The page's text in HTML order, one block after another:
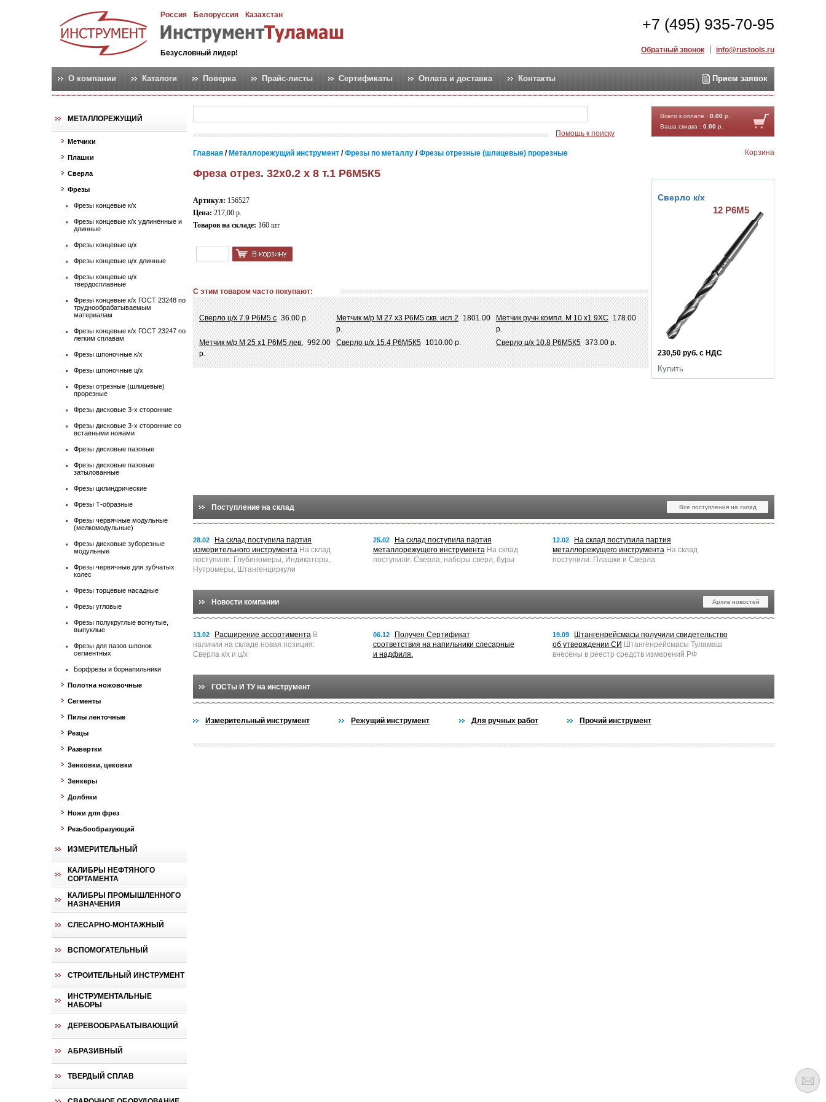
Россия Белоруссия Казахстан
Безусловный лидер!
+7 (495) 935-70-95
Обратный звонок info@rustools.ru
О компании Каталоги Поверка Прайс-листы Сертификаты Оплата и доставка Контакты Прием заявок
МЕТАЛЛОРЕЖУЩИЙ
Метчики
Плашки
Сверла
Фрезы
Фрезы концевые к/х
Фрезы концевые к/х удлиненные и
длинные
Фрезы концевые ц/х
Фрезы концевые ц/х длинные
Фрезы концевые ц/х
твердосплавные
Фрезы концевые к/х ГОСТ 23248 по
труднообрабатываемым
материалам
Фрезы концевые к/х ГОСТ 23247 по
легким сплавам
Фрезы шпоночные к/х
Фрезы шпоночные ц/х
Фрезы отрезные (шлицевые)
прорезные
Фрезы дисковые 3-х сторонние
Фрезы дисковые 3-х сторонние со
вставными ножами
Фрезы дисковые пазовые
Фрезы дисковые пазовые
затылованные
Фрезы цилиндрические
Фрезы Т-образные
Фрезы червячные модульные
(мелкомодульные)
Фрезы дисковые зуборезные
модульные
Фрезы червячные для зубчатых
колес
Фрезы торцевые насадные
Фрезы угловые
Фрезы полукруглые вогнутые,
выпуклые
Фрезы для пазов шпонок
сегментных
Борфрезы и борнапильники
Полотна ножовочные
Сегменты
Пилы ленточные
Резцы
Развертки
Зенковки, цековки
Зенкеры
Долбяки
Ножи для фрез
Резьбообразующий
ИЗМЕРИТЕЛЬНЫЙ
КАЛИБРЫ НЕФТЯНОГО
СОРТАМЕНТА
КАЛИБРЫ ПРОМЫШЛЕННОГО
НАЗНАЧЕНИЯ
СЛЕСАРНО-МОНТАЖНЫЙ
ВСПОМОГАТЕЛЬНЫЙ
СТРОИТЕЛЬНЫЙ ИНСТРУМЕНТ
ИНСТРУМЕНТАЛЬНЫЕ
НАБОРЫ
ДЕРЕВООБРАБАТЫВАЮЩИЙ
АБРАЗИВНЫЙ
ТВЕРДЫЙ СПЛАВ
Помощь к поиску
Всего к оплате : 0.00 р.
Ваша скидка : 0.00 р.
Корзина
Главная / Металлорежущий инструмент /Фрезы по металлу /Фрезы отрезные (шлицевые) прорезные
Фреза отрез. 32х0.2 х 8 т.1 Р6М5К5
Артикул: 156527
Цена: 217,00 р.
Товаров на складе: 160 шт
С этим товаром часто покупают:
Сверло ц/х 7.9 Р6М5 с 36.00 р. Метчик м/р М 27 х3 Р6М5 скв. исп.2 1801.00
р.
Метчик ручн.компл. М 10 х1 9ХС 178.00
р.
Метчик м/р М 25 х1 Р6М5 лев. 992.00
р.
Сверло ц/х 15.4 Р6М5К5 1010.00 р. Сверло ц/х 10.8 Р6М5К5 373.00 р.
230,50 руб. с НДС
Купить
Сверло к/х
12 Р6М5
Поступление на склад Все поступления на склад
28.02
На склад поступила партия
измерительного инструмента На склад
поступили: Глубиномеры, Индикаторы,
Нутромеры, Штангенциркули
25.02
На склад поступила партия
металлорежущего инструментаНа склад
поступили: Сверла, наборы сверл, буры
12.02
На склад поступила партия
металлорежущего инструмента На склад
поступили: Плашки и Сверла
Новости компании Архив новостей
13.02 Расширение ассортимента В
наличии на складе новая позиция:
Сверла к/х и ц/х
06.12
Получен Сертификат
соответствия на напильники слесарные
и надфиля.
19.09
Штангенрейсмасы получили свидетельство
об утверждении СИ Штангенрейсмасы Туламаш
внесены в реестр средств измерений РФ
ГОСТы И ТУ на инструмент
Измерительный инструмент Режущий инструмент Для ручных работ Прочий инструмент